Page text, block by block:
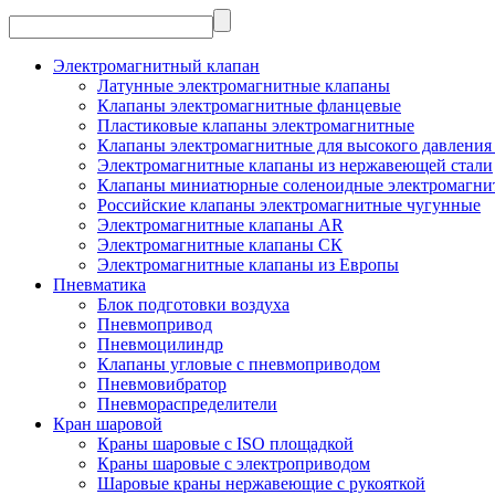
Электромагнитный клапан
Латунные электромагнитные клапаны
Клапаны электромагнитные фланцевые
Пластиковые клапаны электромагнитные
Клапаны электромагнитные для высокого давления
Электромагнитные клапаны из нержавеющей стали
Клапаны миниатюрные соленоидные
Российские клапаны электромагнитные чугунные
Электромагнитные клапаны AR
Электромагнитные клапаны СК
Электромагнитные клапаны из Европы
Пневматика
Блок подготовки воздуха
Пневмопривод
Пневмоцилиндр
Клапаны угловые с пневмоприводом
Пневмовибратор
Пневмораспределители
Кран шаровой
Краны шаровые с ISO площадкой
Краны шаровые с электроприводом
Шаровые краны нержавеющие с рукояткой